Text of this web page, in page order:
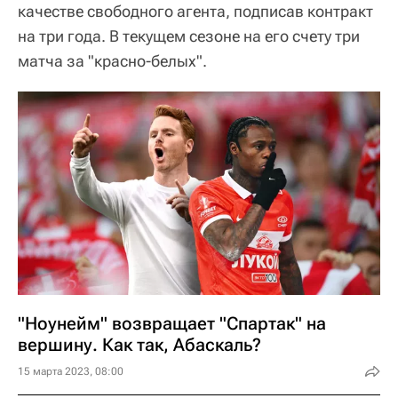
качестве свободного агента, подписав контракт
на три года. В текущем сезоне на его счету три
матча за "красно-белых".
"Ноунейм" возвращает "Спартак" на
вершину. Как так, Абаскаль?
15 марта 2023, 08:00